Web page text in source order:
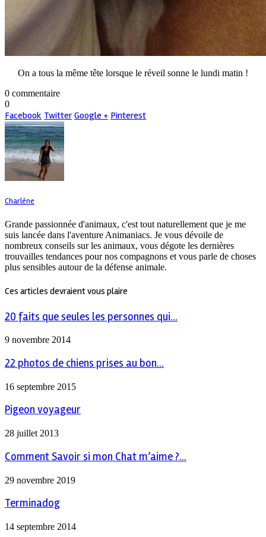
On a tous la même tête lorsque le réveil sonne le lundi matin !
0 commentaire
0
Facebook Twitter Google + Pinterest
Charlène
Grande passionnée d'animaux, c'est tout naturellement que je me
suis lancée dans l'aventure Animaniacs. Je vous dévoile de
nombreux conseils sur les animaux, vous dégote les dernières
trouvailles tendances pour nos compagnons et vous parle de choses
plus sensibles autour de la défense animale.
Ces articles devraient vous plaire
20 faits que seules les personnes qui...
9 novembre 2014
22 photos de chiens prises au bon...
16 septembre 2015
Pigeon voyageur
28 juillet 2013
Comment Savoir si mon Chat m’aime ?...
29 novembre 2019
Terminadog
14 septembre 2014